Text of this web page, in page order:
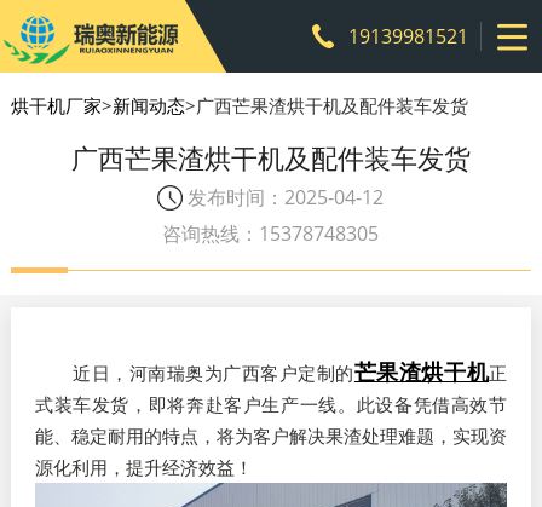
19139981521
烘干机厂家>新闻动态>广西芒果渣烘干机及配件装车发货
广西芒果渣烘干机及配件装车发货
发布时间：2025-04-12
咨询热线：15378748305
近日，河南瑞奥为广西客户定制的芒果渣烘干机正
式装车发货，即将奔赴客户生产一线。此设备凭借高效节
能、稳定耐用的特点，将为客户解决果渣处理难题，实现资
源化利用，提升经济效益！